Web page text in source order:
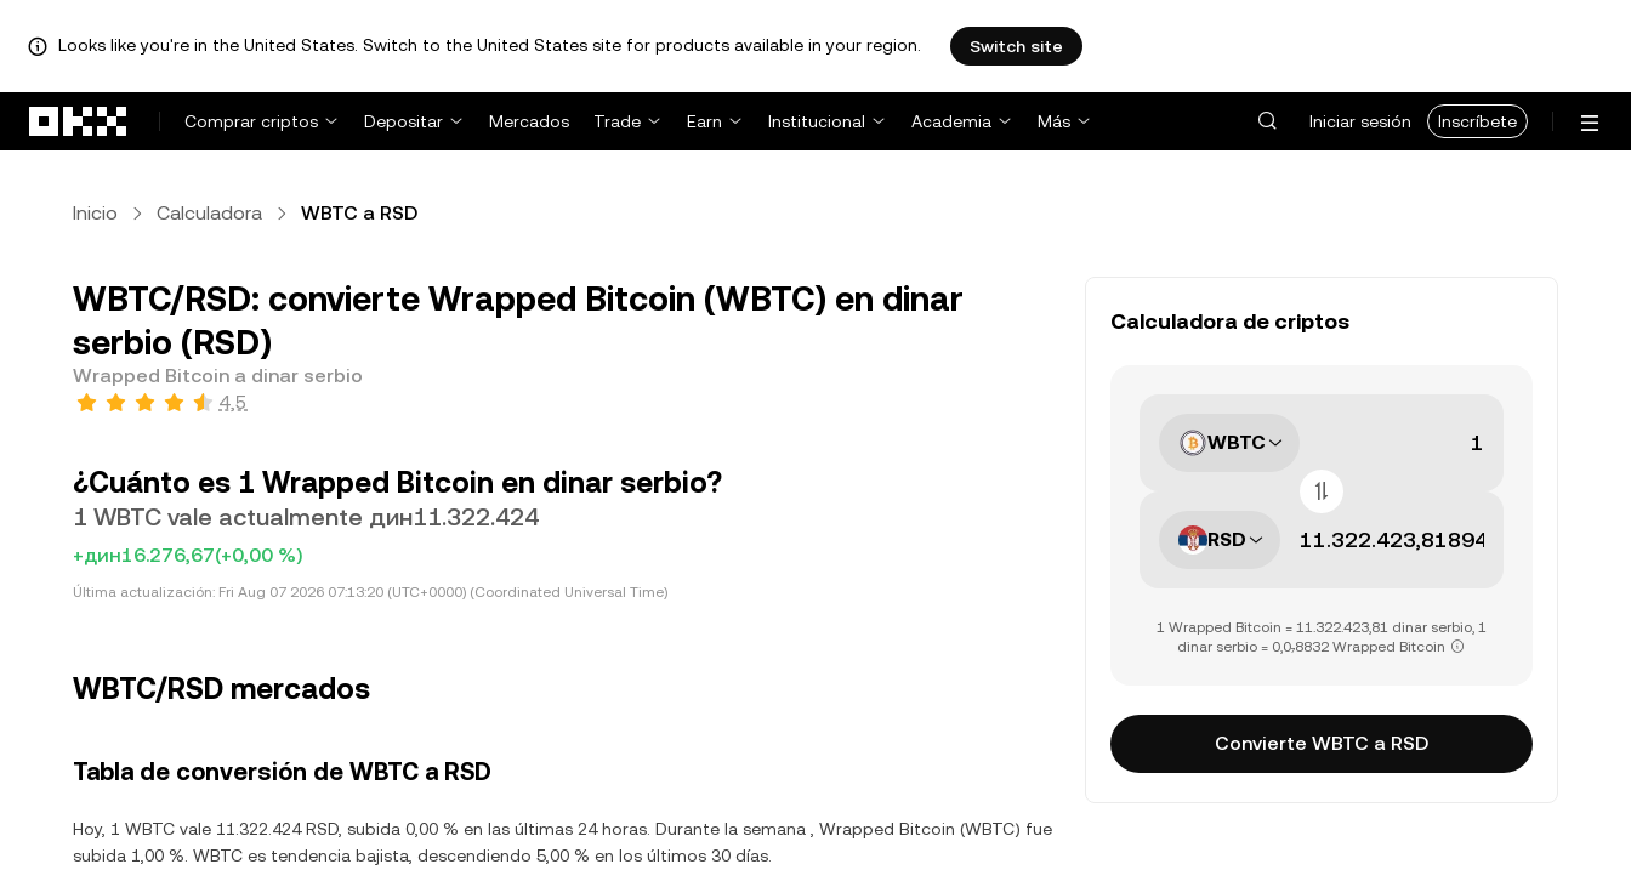
Looks like you're in the United States. Switch to the United States site for products available in your region. Switch site
Comprar criptos
Depositar Mercados Trade Earn Institucional Academia Más Iniciar sesión Inscríbete
Inicio Calculadora WBTC a RSD
WBTC/RSD: convierte Wrapped Bitcoin (WBTC) en dinar
serbio (RSD)
Wrapped Bitcoin a dinar serbio
4,5
¿Cuánto es 1 Wrapped Bitcoin en dinar serbio?
1 WBTC vale actualmente дин11.322.424
+дин16.276,67(+0,00 %)
Última actualización: Fri Aug 07 2026 07:13:20 (UTC+0000) (Coordinated Universal Time)
WBTC/RSD mercados
Tabla de conversión de WBTC a RSD
Hoy, 1 WBTC vale 11.322.424 RSD, subida 0,00 % en las últimas 24 horas. Durante la semana , Wrapped Bitcoin (WBTC) fue
subida 1,00 %. WBTC es tendencia bajista, descendiendo 5,00 % en los últimos 30 días.
Calculadora de criptos
WBTC
RSD
1 Wrapped Bitcoin = 11.322.423,81 dinar serbio, 1
dinar serbio = 0,0₇8832 Wrapped Bitcoin
Convierte WBTC a RSD